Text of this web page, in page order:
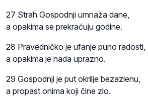
27 Strah Gospodnji umnaža dane,
a opakima se prekraćuju godine.
28 Pravedničko je ufanje puno radosti,
a opakima je nada uprazno.
29 Gospodnji je put okrilje bezazlenu,
a propast onima koji čine zlo.